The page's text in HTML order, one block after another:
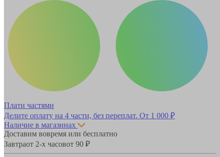
Плати частями
Делите оплату на 4 части, без переплат. От 1 000 ₽
Наличие в магазинах
Доставим вовремя или бесплатно
Завтраот 2-х часовот 90 ₽